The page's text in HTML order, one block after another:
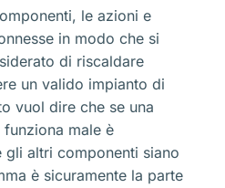
le azioni e
in modo che si
di riscaldare
un valido impianto di
vuol dire che se una
male è
gli altri componenti siano
è sicuramente la parte